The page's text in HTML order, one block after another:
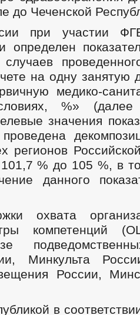
до Чеченской
при участии
определен
на одну занятую
медико-
%» (далее
значения
регионов
% до 105 %, в
данного
охвата
компетенций
Минкульта
России,
в